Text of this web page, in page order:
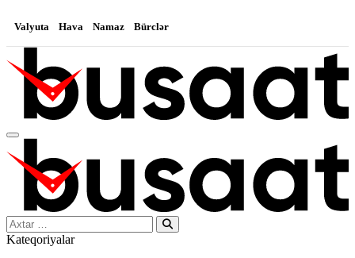
Valyuta Hava Namaz Bürclər
Search…
Kateqoriyalar